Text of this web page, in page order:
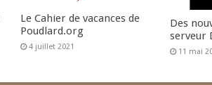
Le Cahier de vacances de
Poudlard.org
4 juillet 2021
Des
serveur
11 mai